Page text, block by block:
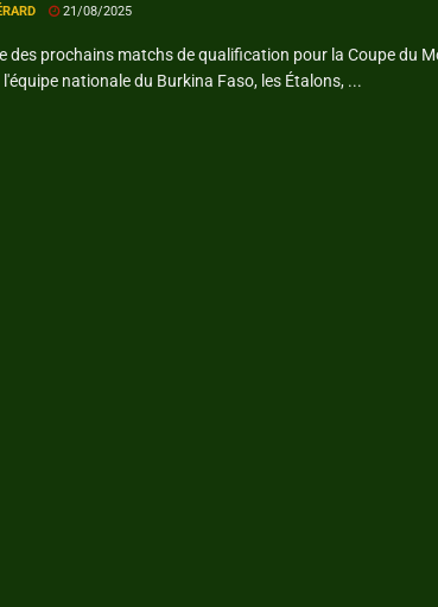
21/08/2025
des prochains matchs de qualification pour la Coupe du
nationale du Burkina Faso, les Étalons, ...